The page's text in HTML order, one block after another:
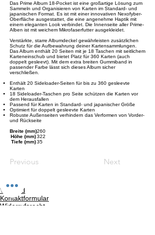
Das Prime Album 18-Pocket ist eine großartige Lösung zum
Sammeln und Organisieren von Karten im Standard- und
japanischen Format. Es ist mit einer innovativen Nexofyber-
Oberfläche ausgestattet, die eine angenehme Haptik mit
einem eleganten Look verbindet. Die Innenseite aller Prime-
Alben ist mit weichem Mikrofaserfutter ausgekleidet.
Verstärkte, starre Albumdeckel gewährleisten zusätzlichen
Schutz für die Aufbewahrung deiner Kartensammlungen.
Das Album enthält 20 Seiten mit je 18 Taschen mit seitlichem
Karteneinschub und bietet Platz für 360 Karten (auch
doppelt gesleevt). Mit dem extra breiten Gummiband in
passender Farbe lässt sich dieses Album sicher
verschließen.
Enthält 20 Sideloader-Seiten für bis zu 360 gesleevte
Karten
18 Sideloader-Taschen pro Seite schützen die Karten vor
dem Herausfallen
Passend für Karten in Standard- und japanischer Größe
Optimiert für doppelt gesleevte Karten
Robuste Außenseiten verhindern das Verformen von Vorder-
und Rückseite
Breite (mm)260
Höhe (mm)322
Tiefe (mm) 35
Previous Next
Versand
Kontaktformular
Widerrufsrecht